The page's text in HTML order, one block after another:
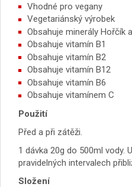
Vhodné pro vegany
Vegetariánský výrobek
Obsahuje minerály Hořčík
Obsahuje vitamín B1
Obsahuje vitamín B2
Obsahuje vitamín B12
Obsahuje vitamín B6
Obsahuje vitamínem C
Použití
Před a při zátěži.
1 dávka 20g do 500ml vody.
pravidelných intervalech
Složení